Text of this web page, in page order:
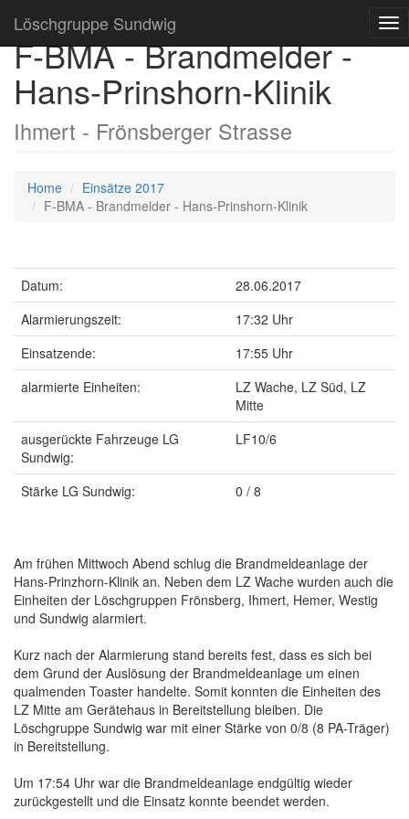
Löschgruppe Sundwig
F-BMA - Brandmelder -
Hans-Prinshorn-Klinik
Ihmert - Frönsberger Strasse
Home
Einsätze 2017
F-BMA - Brandmelder - Hans-Prinshorn-Klinik
Datum:
28.06.2017
Alarmierungszeit:
17:32 Uhr
Einsatzende:
17:55 Uhr
alarmierte Einheiten:
LZ Wache, LZ Süd, LZ
Mitte
ausgerückte Fahrzeuge LG
Sundwig:
LF10/6
Stärke LG Sundwig: 0 / 8
Am frühen Mittwoch Abend schlug die Brandmeldeanlage der
Hans-Prinzhorn-Klinik an. Neben dem LZ Wache wurden auch die
Einheiten der Löschgruppen Frönsberg, Ihmert, Hemer, Westig
und Sundwig alarmiert.
Kurz nach der Alarmierung stand bereits fest, dass es sich bei
dem Grund der Auslösung der Brandmeldeanlage um einen
qualmenden Toaster handelte. Somit konnten die Einheiten des
LZ Mitte am Gerätehaus in Bereitstellung bleiben. Die
Löschgruppe Sundwig war mit einer Stärke von 0/8 (8 PA-Träger)
in Bereitstellung.
Um 17:54 Uhr war die Brandmeldeanlage endgültig wieder
zurückgestellt und die Einsatz konnte beendet werden.